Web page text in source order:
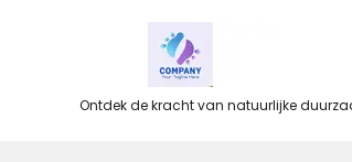
Ontdek de kracht van natuurlijke